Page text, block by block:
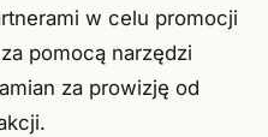
w celu promocji
pomocą narzędzi
za prowizję od